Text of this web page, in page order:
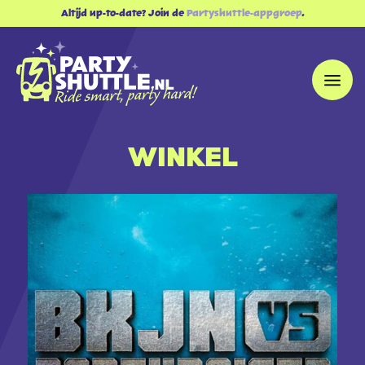
Altijd up-to-date? Join dePartyshuttle-appgroep.
WINKEL